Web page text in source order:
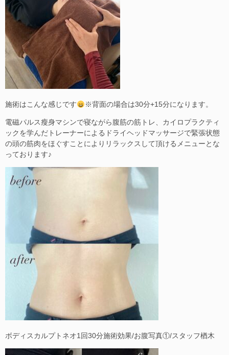
施術はこんな感じです ※背面の場合は30分+15分になります。
電磁パルス瘦身マシンで寝ながら腹筋の筋トレ、カイロプラクティ
ックを学んだトレーナーによるドライヘッドマッサージで緊張状態
の頭の筋肉をほぐすことによりリラックスして頂けるメニューとな
っております♪
ボディスカルプトネオ1回30分施術効果/お腹写真①/スタッフ楢木